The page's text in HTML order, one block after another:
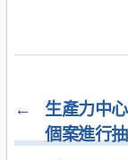
←
生產力中
個案進行